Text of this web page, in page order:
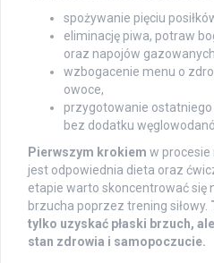
spożywanie pięciu
eliminację piwa, potraw
oraz napojów
wzbogacenie menu o
owoce,
przygotowanie ostatniego
bez dodatku
Pierwszym krokiem w procesie
jest odpowiednia dieta oraz
etapie warto skoncentrować się
brzucha poprzez trening siłowy.
tylko uzyskać płaski brzuch,
stan zdrowia i samopoczucie.